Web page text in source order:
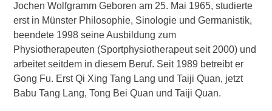
Jochen Wolfgramm Geboren am 25. Mai 1965, studierte
erst in Münster Philosophie, Sinologie und Germanistik,
beendete 1998 seine Ausbildung zum
Physiotherapeuten (Sportphysiotherapeut seit 2000) und
arbeitet seitdem in diesem Beruf. Seit 1989 betreibt er
Gong Fu. Erst Qi Xing Tang Lang und Taiji Quan, jetzt
Babu Tang Lang, Tong Bei Quan und Taiji Quan.